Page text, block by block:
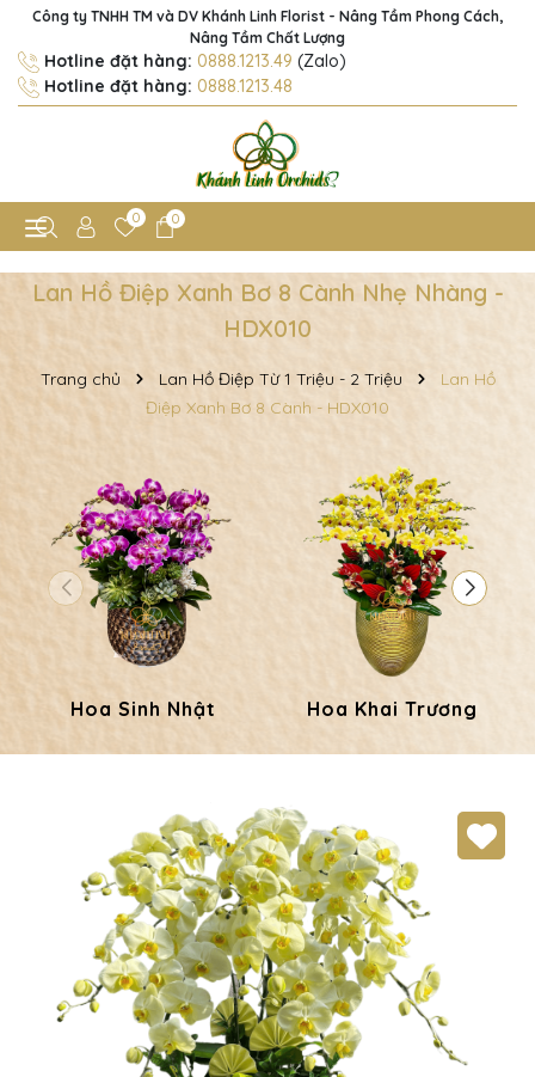
Công ty TNHH TM và DV Khánh Linh Florist - Nâng Tầm Phong Cách,
Nâng Tầm Chất Lượng
Hotline đặt hàng: 0888.1213.49 (Zalo)
Hotline đặt hàng: 0888.1213.48
0 0
Lan Hồ Điệp Xanh Bơ 8 Cành Nhẹ Nhàng -
HDX010
Trang chủ Lan Hồ Điệp Từ 1 Triệu - 2 Triệu
Lan Hồ
Điệp Xanh Bơ 8 Cành - HDX010
Hoa Sinh Nhật Hoa Khai Trương